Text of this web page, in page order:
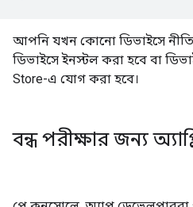
আপনি যখন কোনো ডিভাইসে
ডিভাইসে ইনস্টল করা হবে বা
Store-এ যোগ করা হবে।
বন্ধ পরীক্ষার জন্য